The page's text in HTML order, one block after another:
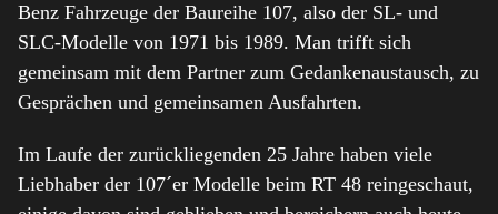
Benz Fahrzeuge der Baureihe 107, also der SL- und
SLC-Modelle von 1971 bis 1989. Man trifft sich
gemeinsam mit dem Partner zum Gedankenaustausch, zu
Gesprächen und gemeinsamen Ausfahrten.
Im Laufe der zurückliegenden 25 Jahre haben viele
Liebhaber der 107´er Modelle beim RT 48 reingeschaut,